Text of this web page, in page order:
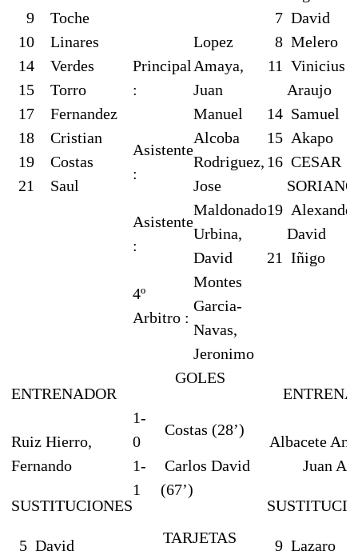
9
Toche
10
Linares
14
Verdes
15
Torro
17
Fernandez
18
Cristian
19
Costas
21
Saul
Principal
:
Lopez
Amaya,
Juan
Manuel
Asistente
:
Alcoba
Rodriguez,
Jose
Asistente
:
Maldonado
Urbina,
David
4º
Arbitro :
Montes
Garcia-
Navas,
Jeronimo
7 David
8 Melero
11 Vinicius
Araujo
14 Samuel
15 Akapo
16 CESAR
SORIANO
19 Alexander
David
21 Iñigo
ENTRENADOR
Ruiz Hierro,
Fernando
SUSTITUCIONES
5 David
GOLES
1-
0
Costas (28’)
1-
1
Carlos David
(67’)
TARJETAS
Albacete
Juan
9 Lazaro